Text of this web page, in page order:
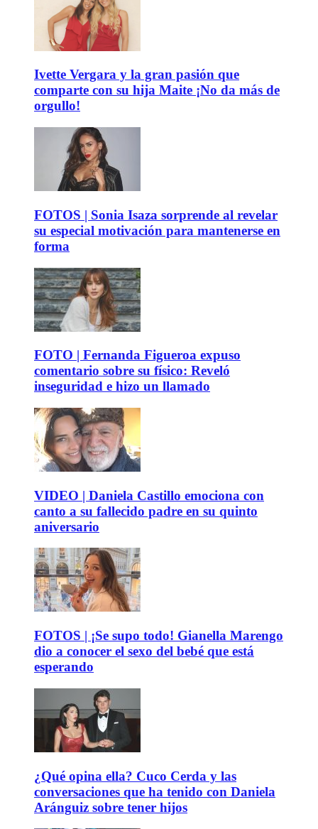
Ivette Vergara y la gran pasión que
comparte con su hija Maite ¡No da más de
orgullo!
FOTOS | Sonia Isaza sorprende al revelar
su especial motivación para mantenerse en
forma
FOTO | Fernanda Figueroa expuso
comentario sobre su físico: Reveló
inseguridad e hizo un llamado
VIDEO | Daniela Castillo emociona con
canto a su fallecido padre en su quinto
aniversario
FOTOS | ¡Se supo todo! Gianella Marengo
dio a conocer el sexo del bebé que está
esperando
¿Qué opina ella? Cuco Cerda y las
conversaciones que ha tenido con Daniela
Aránguiz sobre tener hijos